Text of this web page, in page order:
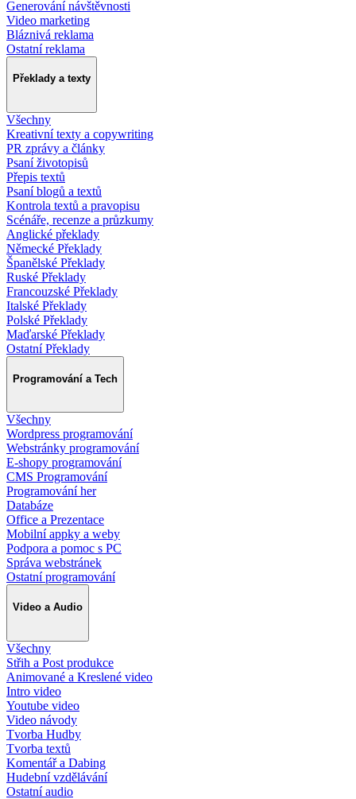
Generování návštěvnosti
Video marketing
Bláznivá reklama
Ostatní reklama
Překlady a texty
Všechny
Kreativní texty a copywriting
PR zprávy a články
Psaní životopisů
Přepis textů
Psaní blogů a textů
Kontrola textů a pravopisu
Scénáře, recenze a průzkumy
Anglické překlady
Německé Překlady
Španělské Překlady
Ruské Překlady
Francouzské Překlady
Italské Překlady
Polské Překlady
Maďarské Překlady
Ostatní Překlady
Programování a Tech
Všechny
Wordpress programování
Webstránky programování
E-shopy programování
CMS Programování
Programování her
Databáze
Office a Prezentace
Mobilní appky a weby
Podpora a pomoc s PC
Správa webstránek
Ostatní programování
Video a Audio
Všechny
Střih a Post produkce
Animované a Kreslené video
Intro video
Youtube video
Video návody
Tvorba Hudby
Tvorba textů
Komentář a Dabing
Hudební vzdělávání
Ostatní audio